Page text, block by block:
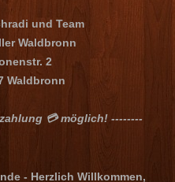
und Team
Waldbronn
2
Waldbronn
💳 möglich! --------
- Herzlich Willkommen,